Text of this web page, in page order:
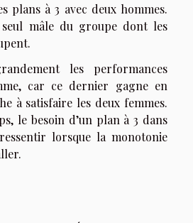
plans à 3 avec deux hommes.
mâle du groupe dont les
les performances
car ce dernier gagne en
à satisfaire les deux femmes.
le besoin d’un plan à 3 dans
lorsque la monotonie